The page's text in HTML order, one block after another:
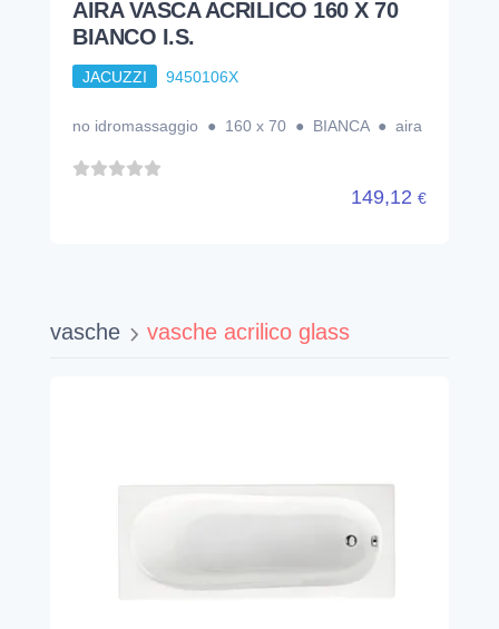
AIRA VASCA ACRILICO 160 X 70
BIANCO I.S.
JACUZZI 9450106X
no idromassaggio ● 160 x 70 ● BIANCA ● aira
149,12 €
vasche vasche acrilico glass